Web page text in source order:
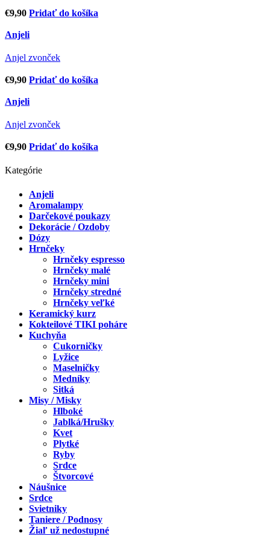
€9,90 Pridať do košíka
Anjeli
Anjel zvonček
€9,90 Pridať do košíka
Anjeli
Anjel zvonček
€9,90 Pridať do košíka
Kategórie
Anjeli
Aromalampy
Darčekové poukazy
Dekorácie / Ozdoby
Dózy
Hrnčeky
Hrnčeky espresso
Hrnčeky malé
Hrnčeky mini
Hrnčeky stredné
Hrnčeky veľké
Keramický kurz
Kokteilové TIKI poháre
Kuchyňa
Cukorničky
Lyžice
Maselničky
Medníky
Sitká
Misy / Misky
Hlboké
Jablká/Hrušky
Kvet
Plytké
Ryby
Srdce
Štvorcové
Náušnice
Srdce
Svietniky
Taniere / Podnosy
Žiaľ už nedostupné